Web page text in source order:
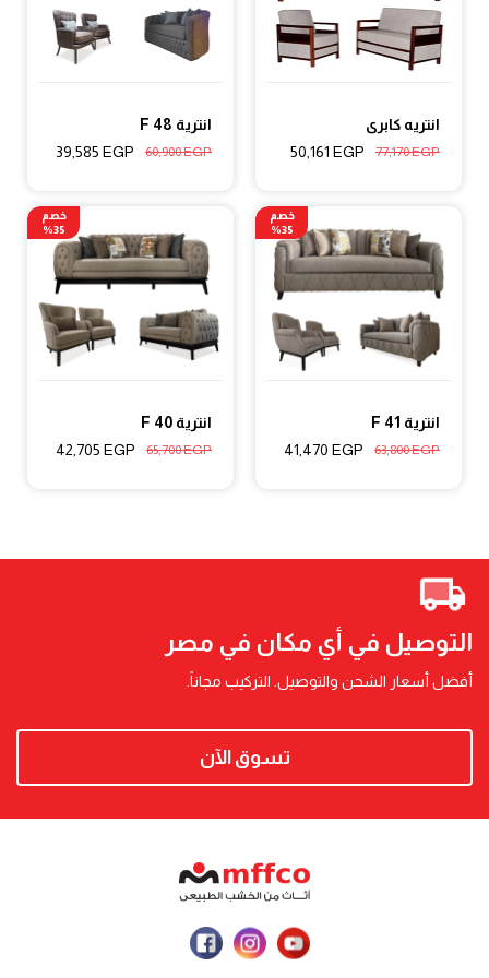
انتريه كابرى
77,170EGP
50,161 EGP
انترية F 48
60,900EGP
39,585 EGP
انترية F 41
63,800EGP
41,470 EGP
خصم
35%
انترية F 40
65,700EGP
42,705 EGP
خصم
35%
التوصيل في أي مكان في مصر
أفضل أسعار الشحن والتوصيل. التركيب مجاناً.
تسوق الآن